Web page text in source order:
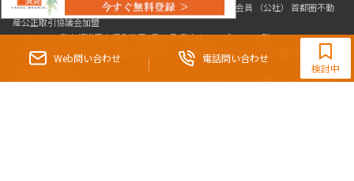
Web問い合わせ 電話問い合わせ
0120-321-364
9:30~18:00（水曜定休）
検討中
東京都知事（3）第96482号 （一社） 不動産流通経営協会会員 （公社） 首都圏不動
産公正取引協議会加盟
〒107-0052 東京都港区赤坂八丁目4番14号 青山タワープレイス4階
三井の賃貸「いちばんに、住む人のこと。」 東京都心を中心とした豊富な賃貸マン
ションのご紹介。
理想の高級賃貸物件は見つかりましたか？エリアや駅などの条件面を変えて検索す